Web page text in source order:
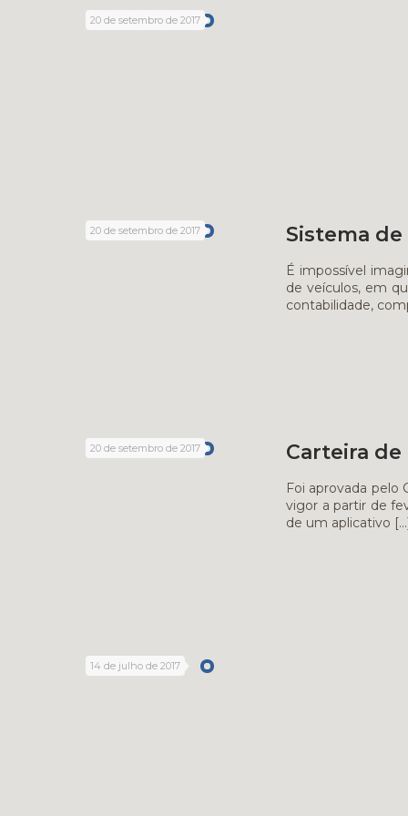
20 de setembro de 2017
20 de setembro de 2017 Sistema
É impossível
de veículos, em
contabilidade,
20 de setembro de 2017 Carteira
Foi aprovada pelo
vigor a partir de
de um aplicativo
14 de julho de 2017